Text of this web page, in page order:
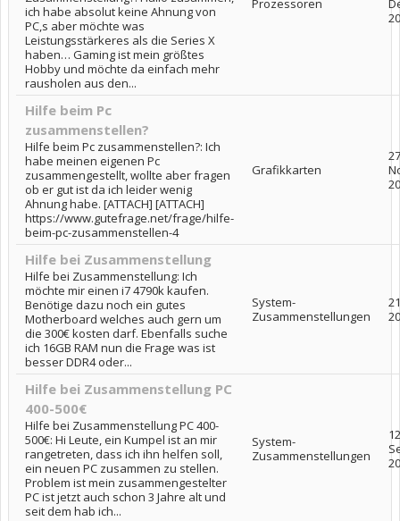
ich habe absolut keine Ahnung von
PC,s aber möchte was
Leistungsstärkeres als die Series X
haben… Gaming ist mein größtes
Hobby und möchte da einfach mehr
rausholen aus den...
Prozessoren
Hilfe beim Pc
zusammenstellen?
Hilfe beim Pc zusammenstellen?: Ich
habe meinen eigenen Pc
zusammengestellt, wollte aber fragen
ob er gut ist da ich leider wenig
Ahnung habe. [ATTACH] [ATTACH]
https://www.gutefrage.net/frage/hilfe-
beim-pc-zusammenstellen-4
Grafikkarten
Hilfe bei Zusammenstellung
Hilfe bei Zusammenstellung: Ich
möchte mir einen i7 4790k kaufen.
Benötige dazu noch ein gutes
Motherboard welches auch gern um
die 300€ kosten darf. Ebenfalls suche
ich 16GB RAM nun die Frage was ist
besser DDR4 oder...
System-
Zusammenstellungen
Hilfe bei Zusammenstellung PC
400-500€
Hilfe bei Zusammenstellung PC 400-
500€: Hi Leute, ein Kumpel ist an mir
rangetreten, dass ich ihn helfen soll,
ein neuen PC zusammen zu stellen.
Problem ist mein zusammengestelter
PC ist jetzt auch schon 3 Jahre alt und
seit dem hab ich...
System-
Zusammenstellungen